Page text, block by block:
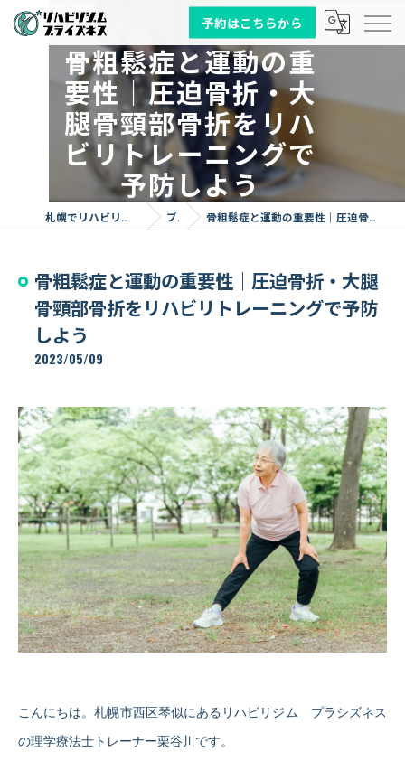
予約はこちらから
骨粗鬆症と運動の重
要性｜圧迫骨折・大
腿骨頸部骨折をリハ
ビリトレーニングで
予防しよう
札幌でリハビリならリハビリジム プライズネス ブログ 骨粗鬆症と運動の重要性｜圧迫骨折・大腿骨頸部骨折をリハビリトレーニングで予防しよう
骨粗鬆症と運動の重要性｜圧迫骨折・大腿
骨頸部骨折をリハビリトレーニングで予防
しよう
2023/05/09
こんにちは。札幌市西区琴似にあるリハビリジム プラシズネス
の理学療法士トレーナー栗谷川です。